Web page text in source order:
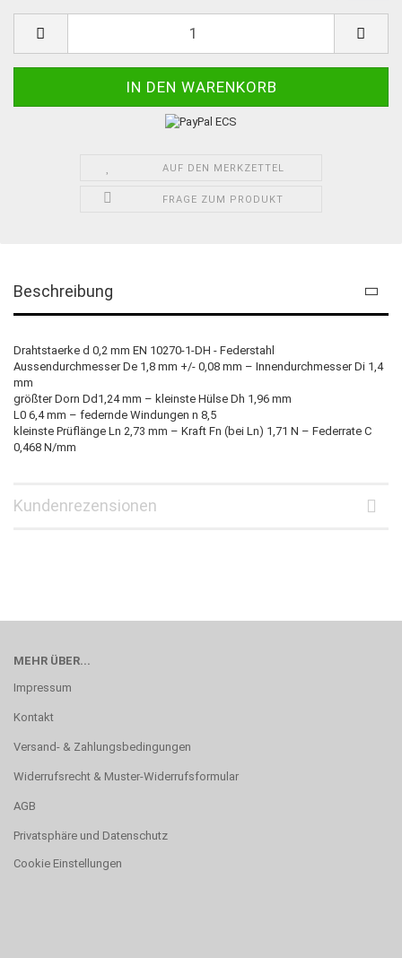
AUF DEN MERKZETTEL
FRAGE ZUM PRODUKT
Beschreibung
Drahtstaerke d 0,2 mm EN 10270-1-DH - Federstahl
Aussendurchmesser De 1,8 mm +/- 0,08 mm – Innendurchmesser Di 1,4
mm
größter Dorn Dd1,24 mm – kleinste Hülse Dh 1,96 mm
L0 6,4 mm – federnde Windungen n 8,5
kleinste Prüflänge Ln 2,73 mm – Kraft Fn (bei Ln) 1,71 N – Federrate C
0,468 N/mm
Kundenrezensionen
MEHR ÜBER...
Impressum
Kontakt
Versand- & Zahlungsbedingungen
Widerrufsrecht & Muster-Widerrufsformular
AGB
Privatsphäre und Datenschutz
Cookie Einstellungen